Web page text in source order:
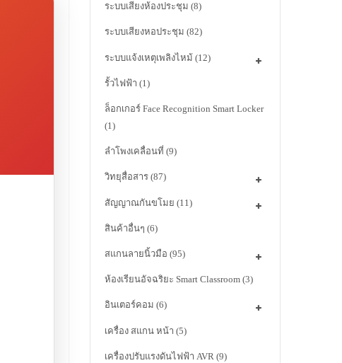
ระบบเสียงห้องประชุม (8)
ระบบเสียงหอประชุม (82)
ระบบแจ้งเหตุเพลิงไหม้ (12)
รั้วไฟฟ้า (1)
ล็อกเกอร์ Face Recognition Smart Locker
(1)
ลำโพงเคลื่อนที่ (9)
วิทยุสื่อสาร (87)
สัญญาณกันขโมย (11)
สินค้าอื่นๆ (6)
สแกนลายนิ้วมือ (95)
ห้องเรียนอัจฉริยะ Smart Classroom (3)
อินเตอร์คอม (6)
เครื่อง สแกน หน้า (5)
เครื่องปรับแรงดันไฟฟ้า AVR (9)